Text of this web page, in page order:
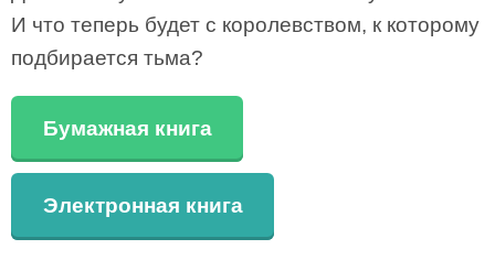
И что теперь будет с королевством, к которому
подбирается тьма?
Бумажная книга
Электронная книга